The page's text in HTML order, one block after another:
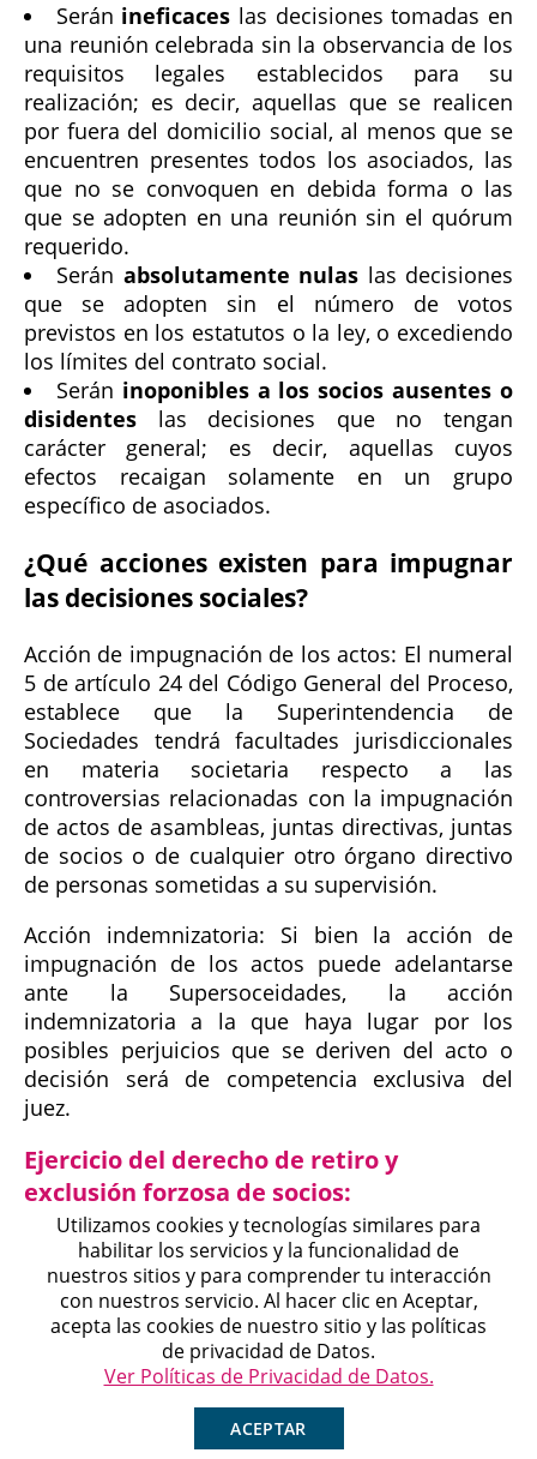
Serán ineficaces las decisiones tomadas en
una reunión celebrada sin la observancia de los
requisitos legales establecidos para su
realización; es decir, aquellas que se realicen
por fuera del domicilio social, al menos que se
encuentren presentes todos los asociados, las
que no se convoquen en debida forma o las
que se adopten en una reunión sin el quórum
requerido.
Serán absolutamente nulas las decisiones
que se adopten sin el número de votos
previstos en los estatutos o la ley, o excediendo
los límites del contrato social.
Serán inoponibles a los socios ausentes o
disidentes las decisiones que no tengan
carácter general; es decir, aquellas cuyos
efectos recaigan solamente en un grupo
específico de asociados.
¿Qué acciones existen para impugnar
las decisiones sociales?
Acción de impugnación de los actos: El numeral
5 de artículo 24 del Código General del Proceso,
establece que la Superintendencia de
Sociedades tendrá facultades jurisdiccionales
en materia societaria respecto a las
controversias relacionadas con la impugnación
de actos de asambleas, juntas directivas, juntas
de socios o de cualquier otro órgano directivo
de personas sometidas a su supervisión.
Acción indemnizatoria: Si bien la acción de
impugnación de los actos puede adelantarse
ante la Supersoceidades, la acción
indemnizatoria a la que haya lugar por los
posibles perjuicios que se deriven del acto o
decisión será de competencia exclusiva del
juez.
Ejercicio del derecho de retiro y
exclusión forzosa de socios:
Elartículo 12 de la Ley 0222 de 1995 introdujo el
derecho de retiro al ordenamiento jurídico
colombiano. De acuerdo con la norma
mencionada, cuando se realice una
transformación, fusión o escisión que imponga
a los socios una mayor responsabilidad o
implique una desmejora de sus derechos
Michell
Agente en Línea
Chatea ahora
Utilizamos cookies y tecnologías similares para
habilitar los servicios y la funcionalidad de
nuestros sitios y para comprender tu interacción
con nuestros servicio. Al hacer clic en Aceptar,
acepta las cookies de nuestro sitio y las políticas
de privacidad de Datos.
Ver Políticas de Privacidad de Datos.
ACEPTAR